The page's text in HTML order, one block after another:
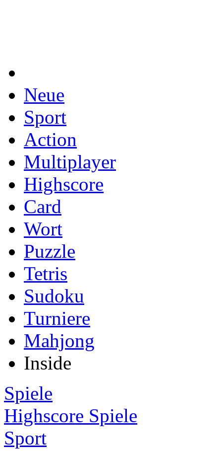
Neue
Sport
Action
Multiplayer
Highscore
Card
Wort
Puzzle
Tetris
Sudoku
Turniere
Mahjong
Inside
Spiele
Highscore Spiele
Sport